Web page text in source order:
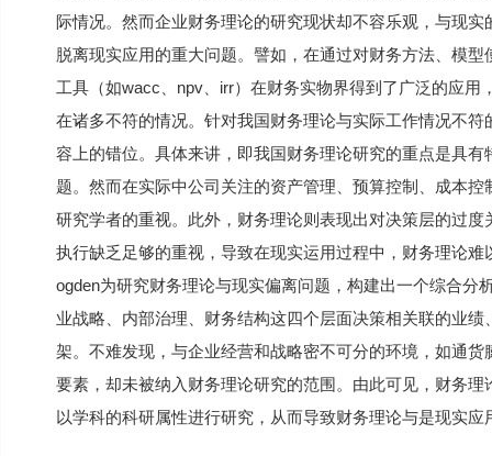
际情况。然而企业财务理论的研究现状却不容乐观，与现
脱离现实应用的重大问题。譬如，在通过对财务方法、模
工具（如wacc、npv、irr）在财务实物界得到了广泛的应
在诸多不符的情况。针对我国财务理论与实际工作情况不
容上的错位。具体来讲，即我国财务理论研究的重点是具
题。然而在实际中公司关注的资产管理、预算控制、成本
研究学者的重视。此外，财务理论则表现出对决策层的过
执行缺乏足够的重视，导致在现实运用过程中，财务理论
ogden为研究财务理论与现实偏离问题，构建出一个综合
业战略、内部治理、财务结构这四个层面决策相关联的业
架。不难发现，与企业经营和战略密不可分的环境，如通
要素，却未被纳入财务理论研究的范围。由此可见，财务
以学科的科研属性进行研究，从而导致财务理论与是现实应